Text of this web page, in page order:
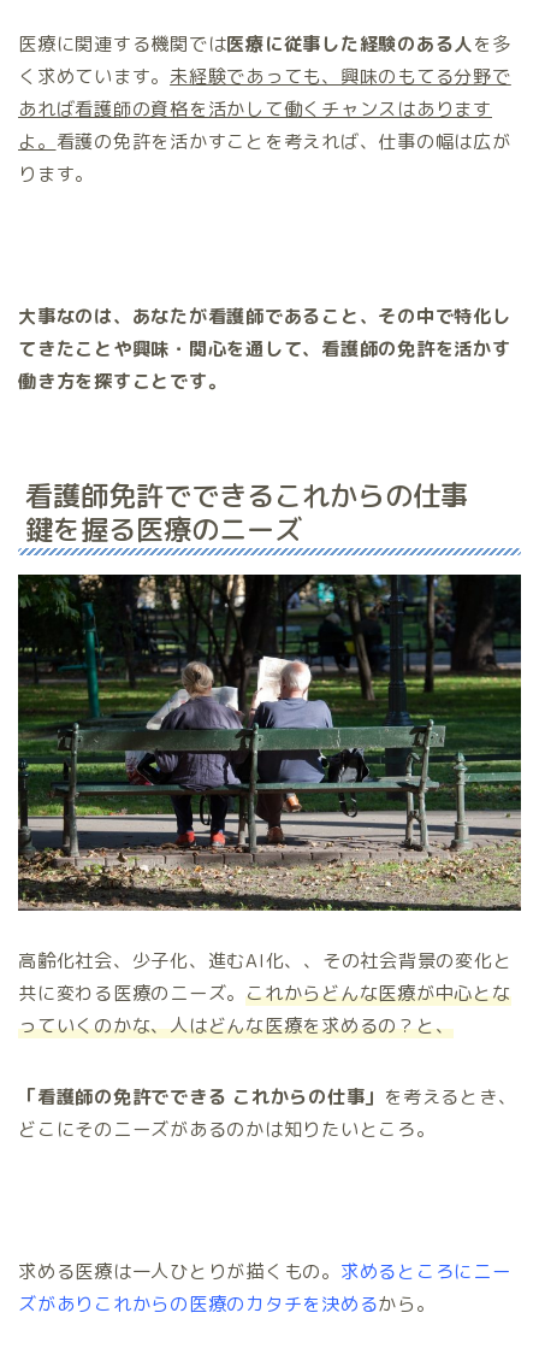
医療に関連する機関では医療に従事した経験のある人を多
く求めています。未経験であっても、興味のもてる分野で
あれば看護師の資格を活かして働くチャンスはあります
よ。 看護の免許を活かすことを考えれば、仕事の幅は広が
ります。
大事なのは、あなたが看護師であること、その中で特化し
てきたことや興味・関心を通して、看護師の免許を活かす
働き方を探すことです。
看護師免許でできるこれからの仕事
鍵を握る医療のニーズ
高齢化社会、少子化、進むAI化、、その社会背景の変化と
共に変わる医療のニーズ。これからどんな医療が中心とな
っていくのかな、人はどんな医療を求めるの？と、
「看護師の免許でできる これからの仕事」 を考えるとき、
どこにそのニーズがあるのかは知りたいところ。
求める医療は一人ひとりが描くもの。 求めるところにニー
ズがありこれからの医療のカタチを決めるから。